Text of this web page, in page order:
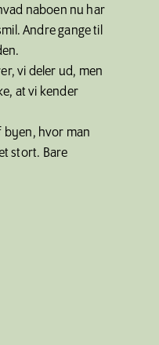
naboen nu har
Andre gange til
vi deler ud, men
at vi kender
byen, hvor man
stort. Bare